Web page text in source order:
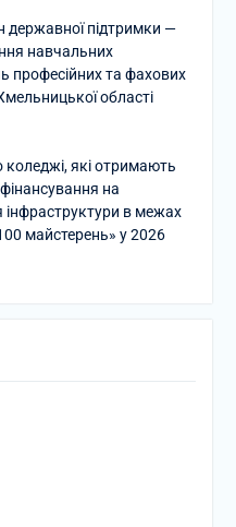
державної підтримки —
навчальних
професійних та фахових
області
коледжі, які отримають
на
інфраструктури в межах
майстерень» у 2026